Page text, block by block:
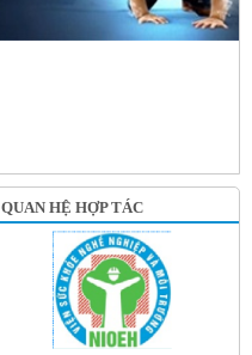
QUAN HỆ HỢP TÁC